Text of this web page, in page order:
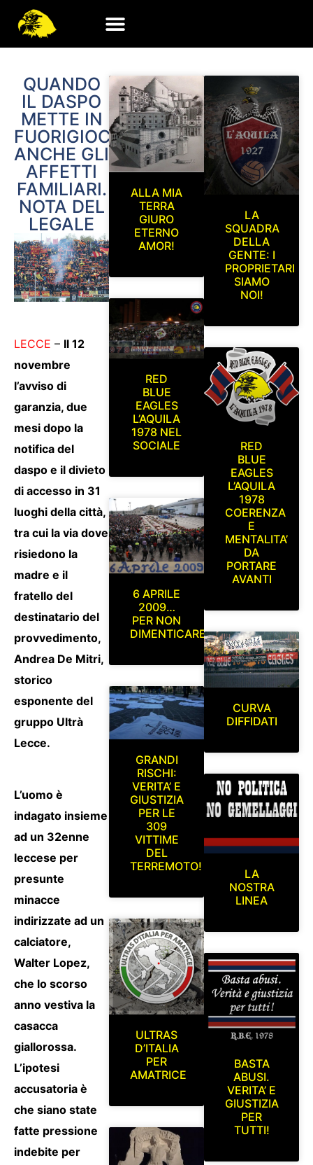
QUANDO
IL DASPO
METTE IN
FUORIGIOCO
ANCHE GLI
AFFETTI
FAMILIARI.
NOTA DEL
LEGALE
LECCE – Il 12
novembre
l’avviso di
garanzia, due
mesi dopo la
notifica del
daspo e il divieto
di accesso in 31
luoghi della città,
tra cui la via dove
risiedono la
madre e il
fratello del
destinatario del
provvedimento,
Andrea De Mitri,
storico
esponente del
gruppo Ultrà
Lecce.
L’uomo è
indagato insieme
ad un 32enne
leccese per
presunte
minacce
indirizzate ad un
calciatore,
Walter Lopez,
che lo scorso
anno vestiva la
casacca
giallorossa.
L’ipotesi
accusatoria è
che siano state
fatte pressione
indebite per
ALLA MIA
TERRA
GIURO
ETERNO
AMOR!
RED
BLUE
EAGLES
L’AQUILA
1978 NEL
SOCIALE
6 APRILE
2009…
PER NON
DIMENTICARE
GRANDI
RISCHI:
VERITA’ E
GIUSTIZIA
PER LE
309
VITTIME
DEL
TERREMOTO!
ULTRAS
D’ITALIA
PER
AMATRICE
LA
SQUADRA
DELLA
GENTE: I
PROPRIETARI
SIAMO
NOI!
RED
BLUE
EAGLES
L’AQUILA
1978
COERENZA
E
MENTALITA’
DA
PORTARE
AVANTI
CURVA
DIFFIDATI
LA
NOSTRA
LINEA
BASTA
ABUSI.
VERITA’ E
GIUSTIZIA
PER
TUTTI!